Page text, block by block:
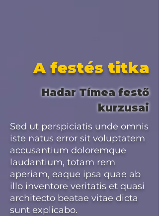
A festés titka
Hadar Tímea festő
kurzusai
Sed ut perspiciatis unde omnis
iste natus error sit voluptatem
accusantium doloremque
laudantium, totam rem
aperiam, eaque ipsa quae ab
illo inventore veritatis et quasi
architecto beatae vitae dicta
sunt explicabo.